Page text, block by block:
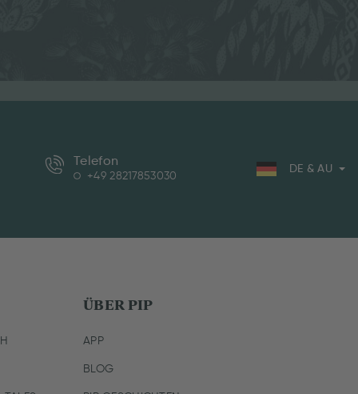
Telefon
+49 28217853030
DE & AU
ÜBER PIP
APP
BLOG